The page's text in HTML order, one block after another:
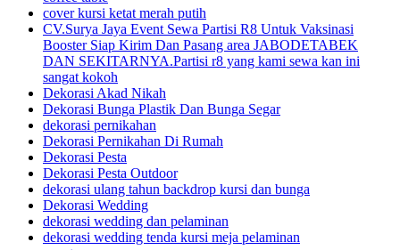
cover kursi ketat merah putih
CV.Surya Jaya Event Sewa Partisi R8 Untuk Vaksinasi
Booster Siap Kirim Dan Pasang area JABODETABEK
DAN SEKITARNYA.Partisi r8 yang kami sewa kan ini
sangat kokoh
Dekorasi Akad Nikah
Dekorasi Bunga Plastik Dan Bunga Segar
dekorasi pernikahan
Dekorasi Pernikahan Di Rumah
Dekorasi Pesta
Dekorasi Pesta Outdoor
dekorasi ulang tahun backdrop kursi dan bunga
Dekorasi Wedding
dekorasi wedding dan pelaminan
dekorasi wedding tenda kursi meja pelaminan